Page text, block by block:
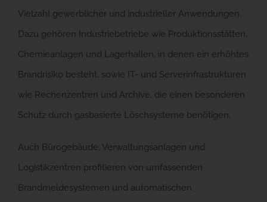
Vielzahl gewerblicher und industrieller Anwendungen.
Dazu gehören Industriebetriebe wie Produktionsstätten,
Chemieanlagen und Lagerhallen, in denen ein erhöhtes
Brandrisiko besteht, sowie IT- und Serverinfrastrukturen
wie Rechenzentren und Archive, die einen besonderen
Schutz durch gasbasierte Löschsysteme benötigen.
Auch Bürogebäude, Verwaltungsanlagen und
Logistikzentren profitieren von umfassenden
Brandmeldesystemen und automatischen